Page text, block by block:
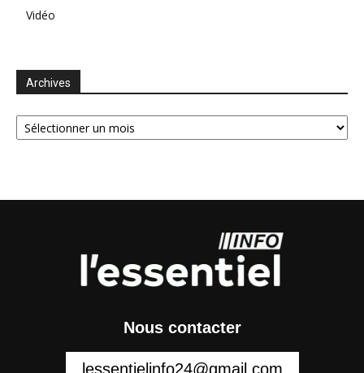
Vidéo
Archives
Archives
Nous contacter
lessentielinfo24@gmail.com